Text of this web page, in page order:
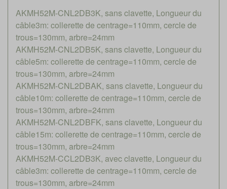
AKMH52M-CNL2DB3K, sans clavette, Longueur du
câble3m: collerette de centrage=110mm, cercle de
trous=130mm, arbre=24mm
AKMH52M-CNL2DB5K, sans clavette, Longueur du
câble5m: collerette de centrage=110mm, cercle de
trous=130mm, arbre=24mm
AKMH52M-CNL2DBAK, sans clavette, Longueur du
câble10m: collerette de centrage=110mm, cercle de
trous=130mm, arbre=24mm
AKMH52M-CNL2DBFK, sans clavette, Longueur du
câble15m: collerette de centrage=110mm, cercle de
trous=130mm, arbre=24mm
AKMH52M-CCL2DB3K, avec clavette, Longueur du
câble3m: collerette de centrage=110mm, cercle de
trous=130mm, arbre=24mm